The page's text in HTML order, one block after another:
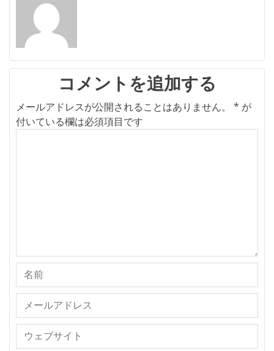
ー
シ
ョ
コメントを追加する
メールアドレスが公開されることはありません。 * が
付いている欄は必須項目です